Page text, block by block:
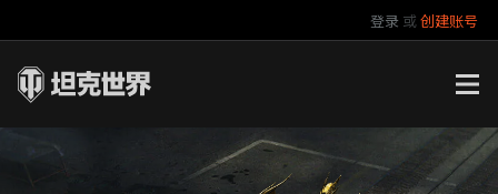
登录 或创建账号
你好，吾久
万圣节
《以战止战》
官方自媒体